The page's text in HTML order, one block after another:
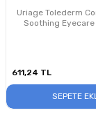
Uriage Tolederm
Soothing
611,24 TL
SEPETE